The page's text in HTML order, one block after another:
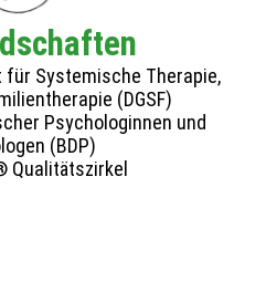
Systemische Therapie,
(DGSF)
Psychologinnen und
(BDP)
Qualitätszirkel